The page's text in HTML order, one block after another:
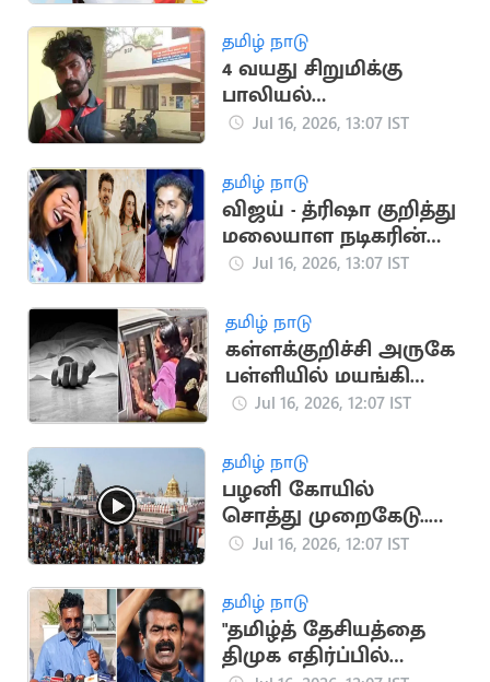
தமிழ் நாடு
4 வயது சிறுமிக்கு
பாலியல்
தொல்லை..அரசு பஸ்
Jul 16, 2026, 13:07 IST
தமிழ் நாடு
விஜய் - த்ரிஷா குறித்து
மலையாள நடிகரின்
பேச்சால் சர்ச்சை
Jul 16, 2026, 13:07 IST
தமிழ் நாடு
கள்ளக்குறிச்சி அருகே
பள்ளியில் மயங்கி
விழந்த மாணவன்
Jul 16, 2026, 12:07 IST
தமிழ் நாடு
பழனி கோயில்
சொத்து முறைகேடு..
சிபிசிஐடி விசாரணை
Jul 16, 2026, 12:07 IST
தமிழ் நாடு
"தமிழ்த் தேசியத்தை
திமுக எதிர்ப்பில்